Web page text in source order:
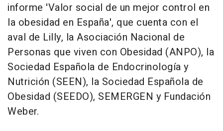
informe 'Valor social de un mejor control en
la obesidad en España', que cuenta con el
aval de Lilly, la Asociación Nacional de
Personas que viven con Obesidad (ANPO), la
Sociedad Española de Endocrinología y
Nutrición (SEEN), la Sociedad Española de
Obesidad (SEEDO), SEMERGEN y Fundación
Weber.